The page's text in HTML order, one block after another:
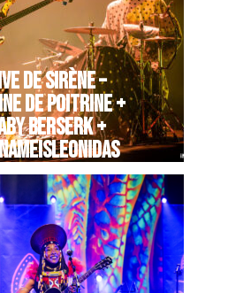
DE SIRÈNE –
DE POITRINE +
BERSERK +